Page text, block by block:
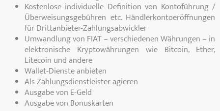
Kostenlose individuelle Definition von Kontoführung /
Überweisungsgebühren etc. Händlerkontoeröffnungen
für Drittanbieter-Zahlungsabwickler
Umwandlung von FIAT – verschiedenen Währungen – in
elektronische Kryptowährungen wie Bitcoin, Ether,
Litecoin und andere
Wallet-Dienste anbieten
Als Zahlungsdienstleister agieren
Ausgabe von E-Geld
Ausgabe von Bonuskarten